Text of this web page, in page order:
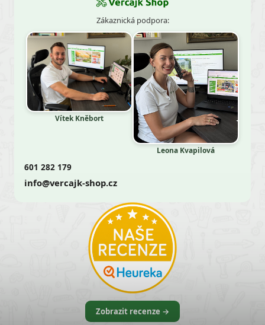
Zákaznická podpora:
Vítek Kněbort
Leona Kvapilová
601 282 179
info@vercajk-shop.cz
Zobrazit recenze →